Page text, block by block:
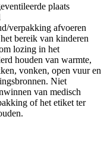
plaats
verpakking afvoeren
bereik van kinderen
lozing in het
houden van warmte,
vonken, open vuur en
Niet
van medisch
of het etiket ter